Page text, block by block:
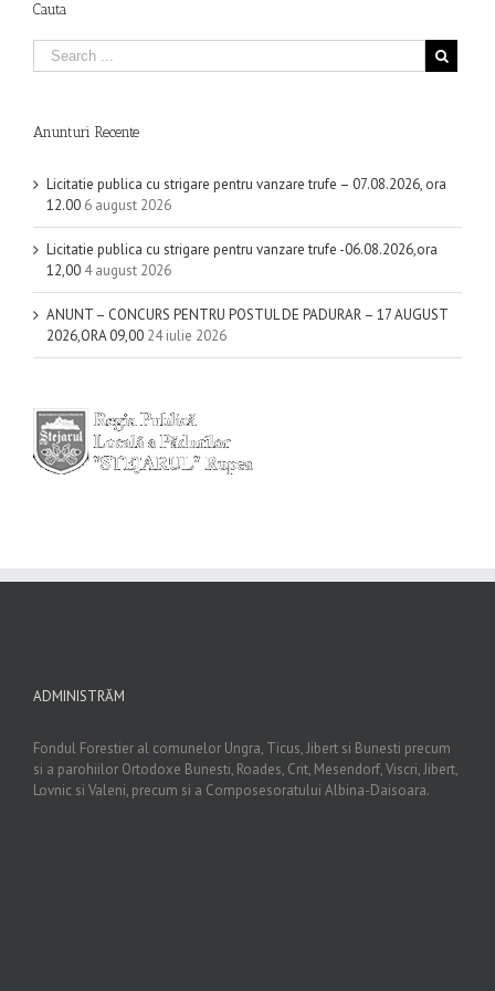
Cauta
Anunturi Recente
Licitatie publica cu strigare pentru vanzare trufe – 07.08.2026, ora
12.00 6 august 2026
Licitatie publica cu strigare pentru vanzare trufe -06.08.2026,ora
12,00 4 august 2026
ANUNT – CONCURS PENTRU POSTUL DE PADURAR – 17 AUGUST
2026,ORA 09,00 24 iulie 2026
ADMINISTRĂM
Fondul Forestier al comunelor Ungra, Ticus, Jibert si Bunesti precum
si a parohiilor Ortodoxe Bunesti, Roades, Crit, Mesendorf, Viscri, Jibert,
Lovnic si Valeni, precum si a Composesoratului Albina-Daisoara.